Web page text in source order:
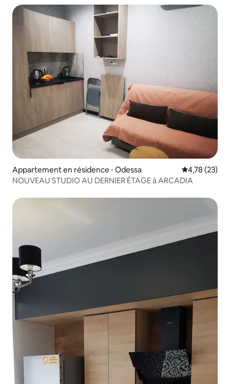
Appartement en résidence ⋅ Odessa Évaluation
4,78 (23)
NOUVEAU STUDIO AU DERNIER ÉTAGE à ARCADIA